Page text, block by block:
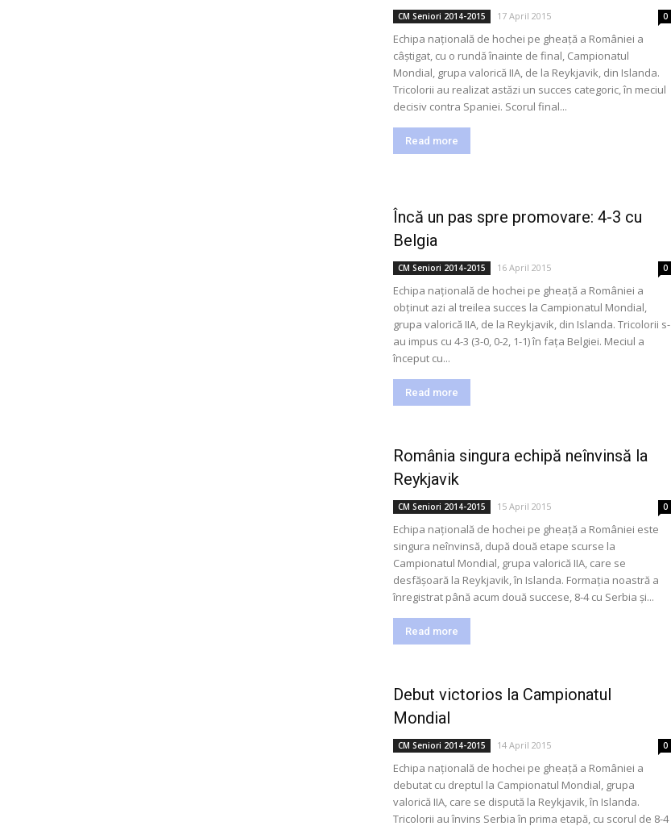
CM Seniori 2014-2015 17 April 2015 0
Echipa națională de hochei pe gheață a României a
câștigat, cu o rundă înainte de final, Campionatul
Mondial, grupa valorică IIA, de la Reykjavik, din Islanda.
Tricolorii au realizat astăzi un succes categoric, în meciul
decisiv contra Spaniei. Scorul final...
Read more
Încă un pas spre promovare: 4-3 cu
Belgia
CM Seniori 2014-2015 16 April 2015 0
Echipa națională de hochei pe gheață a României a
obținut azi al treilea succes la Campionatul Mondial,
grupa valorică IIA, de la Reykjavik, din Islanda. Tricolorii s-
au impus cu 4-3 (3-0, 0-2, 1-1) în fața Belgiei. Meciul a
început cu...
Read more
România singura echipă neînvinsă la
Reykjavik
CM Seniori 2014-2015 15 April 2015 0
Echipa națională de hochei pe gheață a României este
singura neînvinsă, după două etape scurse la
Campionatul Mondial, grupa valorică IIA, care se
desfășoară la Reykjavik, în Islanda. Formația noastră a
înregistrat până acum două succese, 8-4 cu Serbia și...
Read more
Debut victorios la Campionatul
Mondial
CM Seniori 2014-2015 14 April 2015 0
Echipa națională de hochei pe gheață a României a
debutat cu dreptul la Campionatul Mondial, grupa
valorică IIA, care se dispută la Reykjavik, în Islanda.
Tricolorii au învins Serbia în prima etapă, cu scorul de 8-4